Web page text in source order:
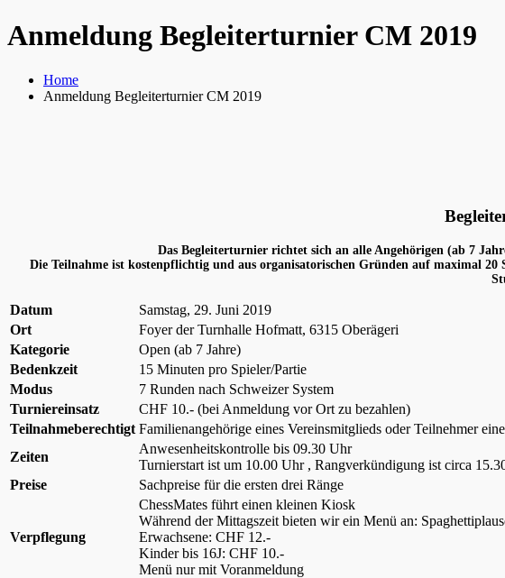
Anmeldung Begleiterturnier CM 2019
Home
Anmeldung Begleiterturnier CM 2019
Das Begleiterturnier richtet sich an alle Angehörigen (ab 7
Die Teilnahme ist kostenpflichtig und aus organisatorischen Gründen auf maximal
Datum
Samstag, 29. Juni 2019
Ort
Foyer der Turnhalle Hofmatt, 6315 Oberägeri
Kategorie
Open (ab 7 Jahre)
Bedenkzeit
15 Minuten pro Spieler/Partie
Modus
7 Runden nach Schweizer System
Turniereinsatz
CHF 10.- (bei Anmeldung vor Ort zu bezahlen)
Teilnahmeberechtigt Familienangehörige eines Vereinsmitglieds oder Teilnehmer
Zeiten
Anwesenheitskontrolle bis 09.30 Uhr
Turnierstart ist um 10.00 Uhr , Rangverkündigung ist circa
Preise
Sachpreise für die ersten drei Ränge
Verpflegung
ChessMates führt einen kleinen Kiosk
Während der Mittagszeit bieten wir ein Menü an:
Erwachsene: CHF 12.-
Kinder bis 16J: CHF 10.-
Menü nur mit Voranmeldung